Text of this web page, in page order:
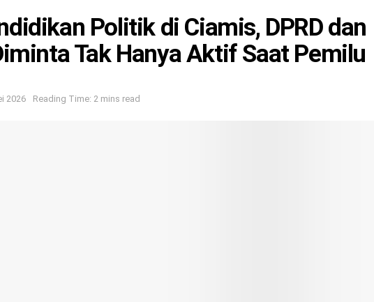
Politik di Ciamis, DPRD dan
Tak Hanya Aktif Saat Pemilu
2026 Reading Time: 2 mins read